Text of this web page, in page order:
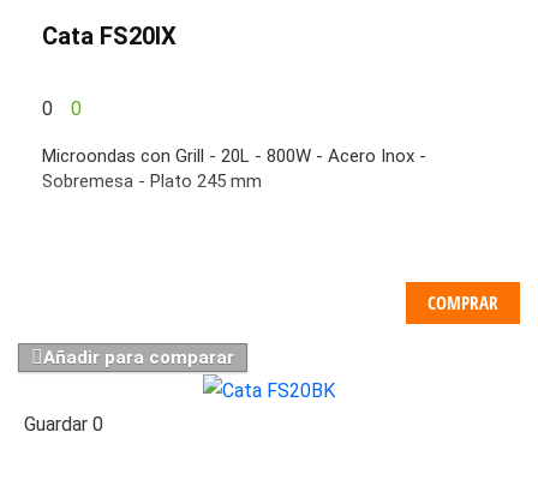
Cata FS20IX
0 0
Microondas con Grill - 20L - 800W - Acero Inox -
Sobremesa - Plato 245 mm
COMPRAR
Añadir para comparar
Guardar 0